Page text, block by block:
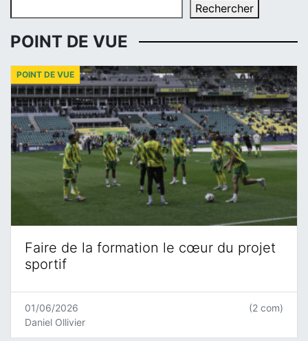
Rechercher
POINT DE VUE
Faire de la formation le cœur du projet
sportif
POINT DE VUE
01/06/2026
Daniel Ollivier
(2 com)